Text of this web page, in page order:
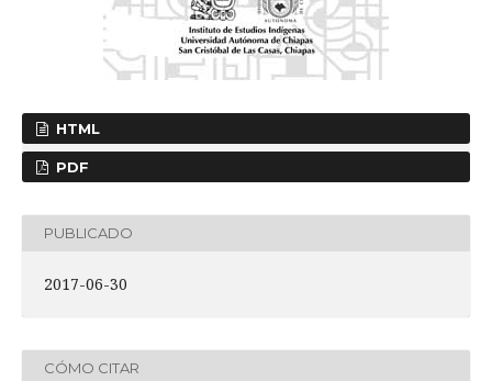
HTML
PDF
PUBLICADO
2017-06-30
CÓMO CITAR